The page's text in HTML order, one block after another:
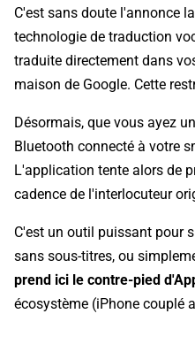
C'est sans doute l'annonce
technologie de traduction
traduite directement dans
maison de Google. Cette
Désormais, que vous ayez
Bluetooth connecté à votre
L'application tente alors de
cadence de l'interlocuteur
C'est un outil puissant pour
sans sous-titres, ou
prend ici le contre-pied
écosystème (iPhone couplé